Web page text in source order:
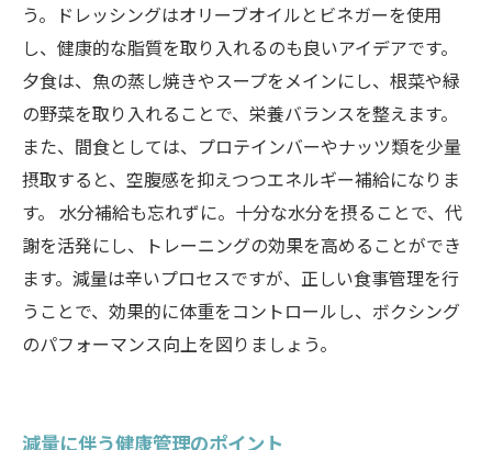
う。ドレッシングはオリーブオイルとビネガーを使用
し、健康的な脂質を取り入れるのも良いアイデアです。
夕食は、魚の蒸し焼きやスープをメインにし、根菜や緑
の野菜を取り入れることで、栄養バランスを整えます。
また、間食としては、プロテインバーやナッツ類を少量
摂取すると、空腹感を抑えつつエネルギー補給になりま
す。 水分補給も忘れずに。十分な水分を摂ることで、代
謝を活発にし、トレーニングの効果を高めることができ
ます。減量は辛いプロセスですが、正しい食事管理を行
うことで、効果的に体重をコントロールし、ボクシング
のパフォーマンス向上を図りましょう。
減量に伴う健康管理のポイント